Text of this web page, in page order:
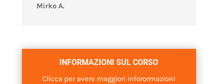
Mirko A.
INFORMAZIONI SUL CORSO
Clicca per avere maggiori inforormazioni